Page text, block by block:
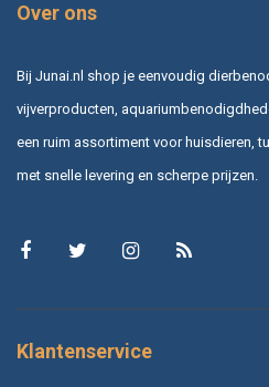
Over ons
Bij Junai.nl shop je eenvoudig
vijverproducten,
een ruim assortiment voor huisdieren,
met snelle levering en scherpe prijzen.
Klantenservice